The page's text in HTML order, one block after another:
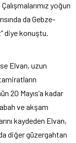
yoğun
da Gebze-
diye konuştu.
Elvan, uzun
20 Mayıs’a kadar
ve akşam
kaydeden Elvan,
diğer güzergahtan